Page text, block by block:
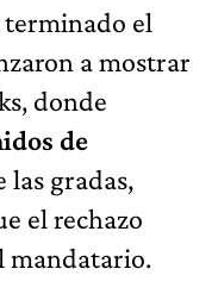
terminado el
a mostrar
donde
de
las gradas,
el rechazo
mandatario.